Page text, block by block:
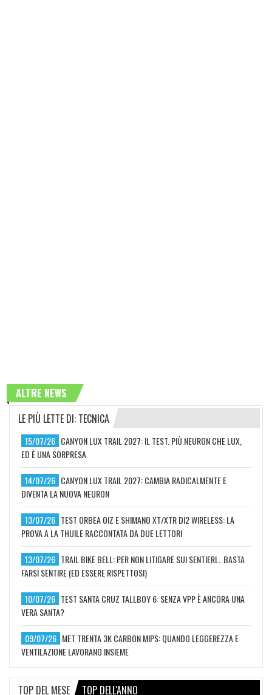
ALTRE NEWS
LE PIÙ LETTE DI: TECNICA
15/07/26 CANYON LUX TRAIL 2027: IL TEST. PIÙ NEURON CHE LUX,
ED È UNA SORPRESA
14/07/26 CANYON LUX TRAIL 2027: CAMBIA RADICALMENTE E
DIVENTA LA NUOVA NEURON
13/07/26 TEST ORBEA OIZ E SHIMANO XT/XTR DI2 WIRELESS: LA
PROVA A LA THUILE RACCONTATA DA DUE LETTORI
13/07/26 TRAIL BIKE BELL: PER NON LITIGARE SUI SENTIERI… BASTA
FARSI SENTIRE (ED ESSERE RISPETTOSI)
10/07/26 TEST SANTA CRUZ TALLBOY 6: SENZA VPP È ANCORA UNA
VERA SANTA?
09/07/26 MET TRENTA 3K CARBON MIPS: QUANDO LEGGEREZZA E
VENTILAZIONE LAVORANO INSIEME
TOP DEL MESE TOP DELL'ANNO